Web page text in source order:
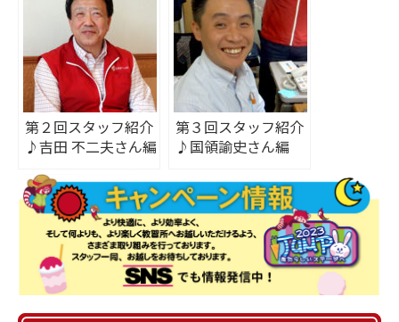
第２回スタッフ紹介
♪吉田 不二夫さん編
第３回スタッフ紹介
♪国領諭史さん編